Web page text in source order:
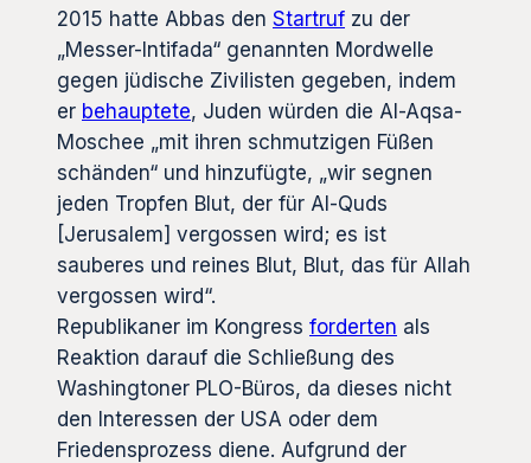
2015 hatte Abbas den Startruf zu der
„Messer-Intifada“ genannten Mordwelle
gegen jüdische Zivilisten gegeben, indem
er behauptete, Juden würden die Al-Aqsa-
Moschee „mit ihren schmutzigen Füßen
schänden“ und hinzufügte, „wir segnen
jeden Tropfen Blut, der für Al-Quds
[Jerusalem] vergossen wird; es ist
sauberes und reines Blut, Blut, das für Allah
vergossen wird“.
Republikaner im Kongress forderten als
Reaktion darauf die Schließung des
Washingtoner PLO-Büros, da dieses nicht
den Interessen der USA oder dem
Friedensprozess diene. Aufgrund der